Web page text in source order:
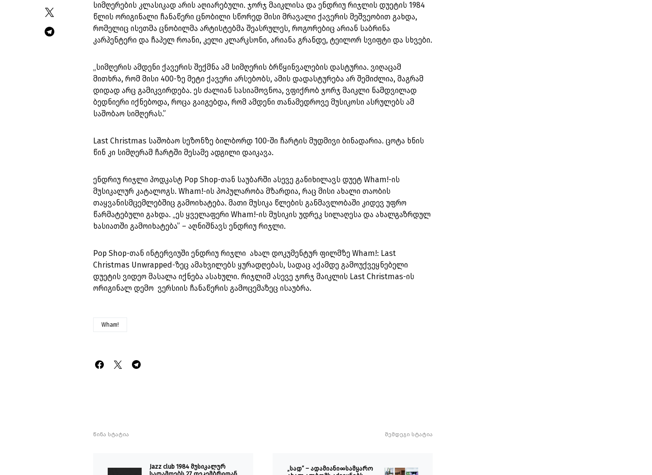
სიმღერების კლასიკად არის აღიარებული. ჯორჯ მაიკლისა და ენდრიუ რიჯლის დუეტის 1984
წლის ორიგინალი ჩანაწერი ცნობილი სწორედ მისი მრავალი ქავერის მეშვეობით გახდა,
რომელიც ისეთმა ცნობილმა არტისტებმა შეასრულეს, როგორებიც არიან საბრინა
კარპენტერი და ჩაპელ როანი, კელი კლარკსონი, არიანა გრანდე, ტეილორ სვიფტი და სხვები.
„სიმღერის ამდენი ქავერის შექმნა ამ სიმღერის ბრწყინვალების დასტურია. ვიღაცამ
მითხრა, რომ მისი 400-ზე მეტი ქავერი არსებობს, ამის დადასტურება არ შემიძლია, მაგრამ
დიდად არც გამიკვირდება. ეს ძალიან სასიამოვნოა, ვფიქრობ ჯორჯ მაიკლი ნამდვილად
ბედნიერი იქნებოდა, როცა გაიგებდა, რომ ამდენი თანამედროვე მუსიკოსი ასრულებს ამ
საშობაო სიმღერას.”
Last Christmas საშობაო სეზონზე ბილბორდ 100-ში ჩარტის მუდმივი ბინადარია. ცოტა ხნის
წინ კი სიმღერამ ჩარტში მესამე ადგილი დაიკავა.
ენდრიუ რიჯლი პოდკასტ Pop Shop-თან საუბარში ასევე განიხილავს დუეტ Wham!-ის
მუსიკალურ კატალოგს. Wham!-ის პოპულარობა მზარდია, რაც მისი ახალი თაობის
თაყვანისმცემლებშიც გამოიხატება. მათი მუსიკა წლების განმავლობაში კიდევ უფრო
წარმატებული გახდა. „ეს ყველაფერი Wham!-ის მუსიკის უდრეკ სილაღესა და ახალგაზრდულ
ხასიათში გამოიხატება” – აღნიშნავს ენდრიუ რიჯლი.
Pop Shop-თან ინტერვიუში ენდრიუ რიჯლი ახალ დოკუმენტურ ფილმზე Wham!: Last
Christmas Unwrapped-ზეც ამახვილებს ყურადღებას, სადაც აქამდე გამოუქვეყნებელი
დუეტის ვიდეო მასალა იქნება ასახული. რიჯლიმ ასევე ჯორჯ მაიკლის Last Christmas-ის
ორიგინალ დემო ვერსიის ჩანაწერის გამოცემაზეც ისაუბრა.
Wham!
წინა სტატია
Jazz club 1984 მუსიკალურ
შემდეგი სტატია
„სად” – ადამიანი∞სამყარო